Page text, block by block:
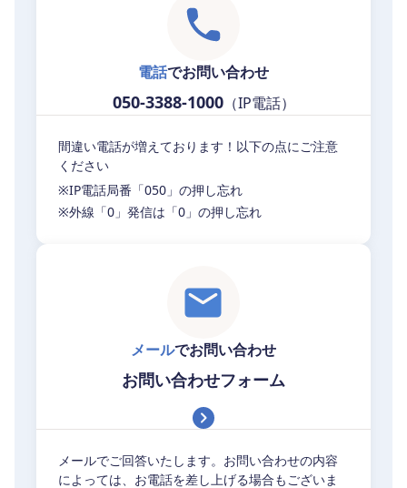
電話でお問い合わせ
050-3388-1000（IP電話）
間違い電話が増えております！以下の点にご注意
ください
※IP電話局番「050」の押し忘れ
※外線「0」発信は「0」の押し忘れ
メールでお問い合わせ
お問い合わせフォーム
メールでご回答いたします。お問い合わせの内容
によっては、お電話を差し上げる場合もございま